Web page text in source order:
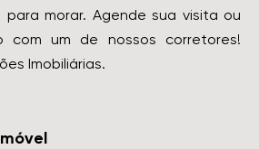
para morar. Agende sua visita ou
com um de nossos corretores!
Imobiliárias.